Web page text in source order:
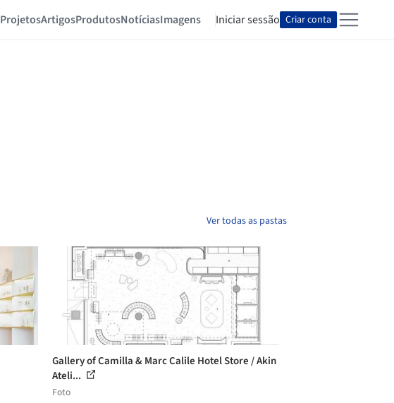
ProjetosArtigosProdutosNotíciasImagens Iniciar sessão Criar conta
Ver todas as pastas
Gallery of Camilla & Marc Calile Hotel Store / Akin
Ateli...
Foto